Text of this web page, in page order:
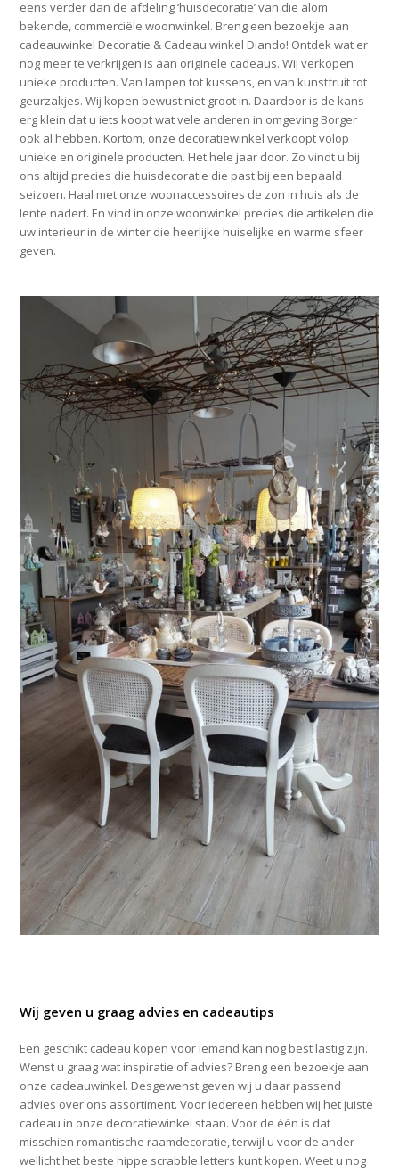
eens verder dan de afdeling ‘huisdecoratie’ van die alom
bekende, commerciële woonwinkel. Breng een bezoekje aan
cadeauwinkel Decoratie & Cadeau winkel Diando! Ontdek wat er
nog meer te verkrijgen is aan originele cadeaus. Wij verkopen
unieke producten. Van lampen tot kussens, en van kunstfruit tot
geurzakjes. Wij kopen bewust niet groot in. Daardoor is de kans
erg klein dat u iets koopt wat vele anderen in omgeving Borger
ook al hebben. Kortom, onze decoratiewinkel verkoopt volop
unieke en originele producten. Het hele jaar door. Zo vindt u bij
ons altijd precies die huisdecoratie die past bij een bepaald
seizoen. Haal met onze woonaccessoires de zon in huis als de
lente nadert. En vind in onze woonwinkel precies die artikelen die
uw interieur in de winter die heerlijke huiselijke en warme sfeer
geven.
Wij geven u graag advies en cadeautips
Een geschikt cadeau kopen voor iemand kan nog best lastig zijn.
Wenst u graag wat inspiratie of advies? Breng een bezoekje aan
onze cadeauwinkel. Desgewenst geven wij u daar passend
advies over ons assortiment. Voor iedereen hebben wij het juiste
cadeau in onze decoratiewinkel staan. Voor de één is dat
misschien romantische raamdecoratie, terwijl u voor de ander
wellicht het beste hippe scrabble letters kunt kopen. Weet u nog